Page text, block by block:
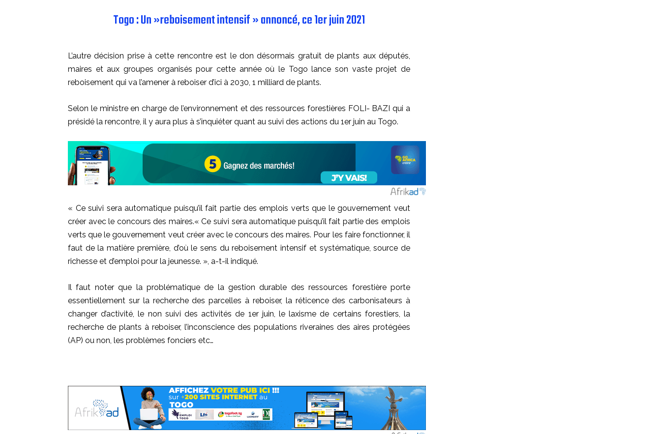
Togo : Un »reboisement intensif » annoncé, ce 1er juin 2021
L’autre décision prise à cette rencontre est le don désormais gratuit deplants aux députés,
maires et aux groupes organisés pour cette année où le Togo lance son vaste projet de
reboisement qui va l’amener à reboiser d’ici à 2030, 1 milliard de plants.
Selon le ministre en charge de l’environnement et des ressources forestières FOLI- BAZI qui a
présidé la rencontre, il y aura plus à s’inquiéter quant au suivi des actions du 1er juin au Togo.
« Ce suivi sera automatique puisqu’il fait partie des emplois verts que le gouvernement veut
créer avec le concours des maires.« Ce suivi sera automatique puisqu’il fait partie des emplois
verts que le gouvernement veut créer avec le concours des maires. Pour les faire fonctionner, il
faut de la matière première, d’où le sens du reboisement intensif et systématique, source de
richesse et d’emploi pour la jeunesse. », a-t-il indiqué.
Il faut noter que la problématique de la gestion durable des ressources forestière porte
essentiellement sur la recherche des parcelles à reboiser, la réticence descarbonisateurs à
changer d’activité, le non suivi des activités de 1er juin, le laxisme de certains forestiers, la
recherche de plants à reboiser, l’inconscience des populations riveraines des aires protégées
(AP) ou non, les problèmes fonciers etc…